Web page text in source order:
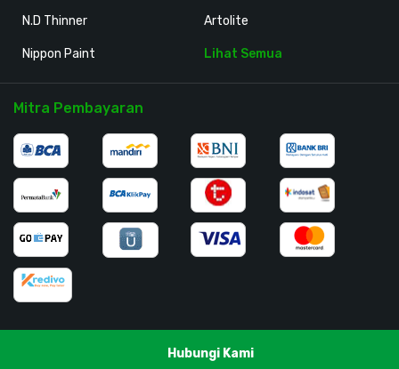
N.D Thinner
Nippon Paint
Artolite
Lihat Semua
Mitra Pembayaran
Hubungi Kami